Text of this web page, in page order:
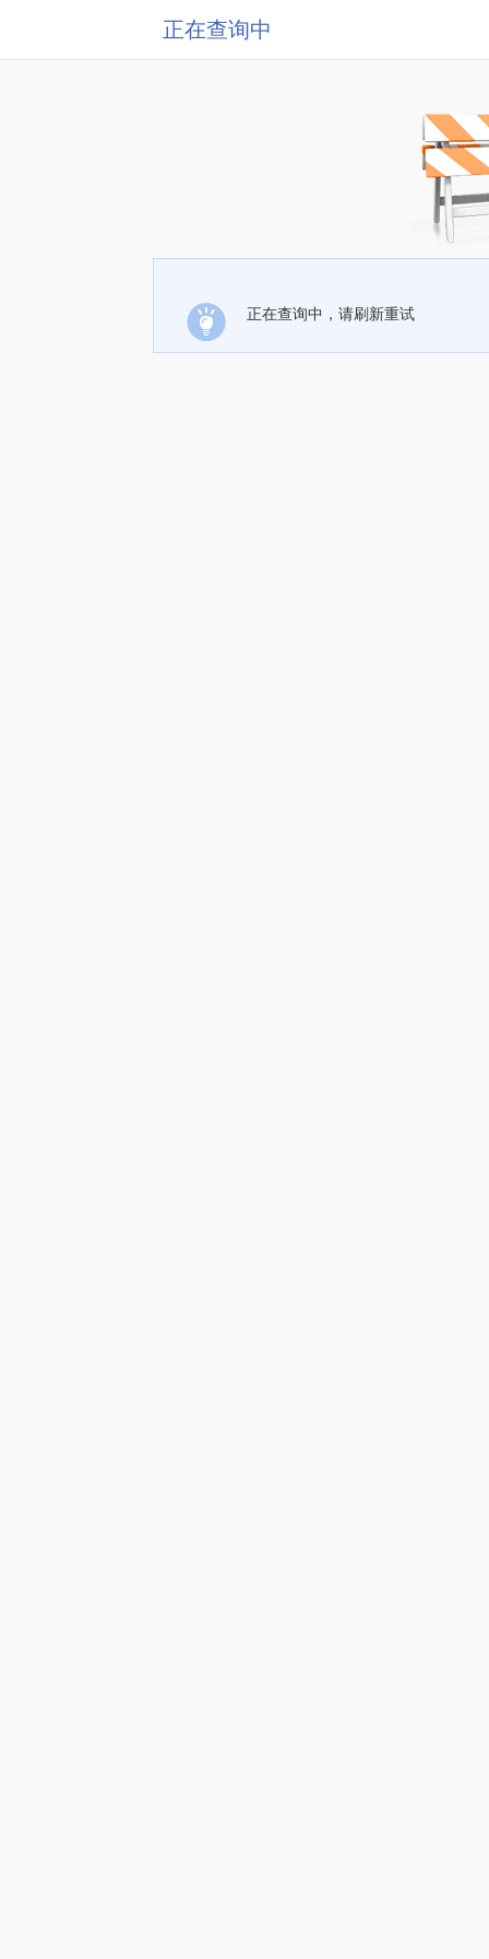
正在查询中
正在查询中，请刷新重试